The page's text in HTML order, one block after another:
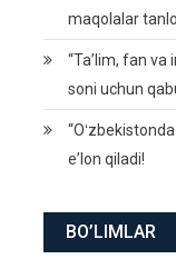
maqolalar
“Ta’lim, fan
soni uchun
eʼlon qiladi!
BO’LIMLAR